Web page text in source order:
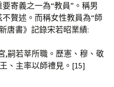
寄義之一為“教員”。稱男
贅述。而稱女性教員為“師
唐書》記錄宋若昭業績:
,嗣若莘所職。歷憲、穆、敬
、主率以師禮見。[15]